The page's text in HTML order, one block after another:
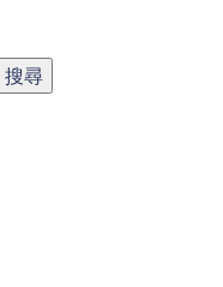
搜尋